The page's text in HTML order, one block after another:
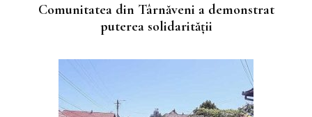
Comunitatea din Târnăveni a demonstrat
puterea solidarității